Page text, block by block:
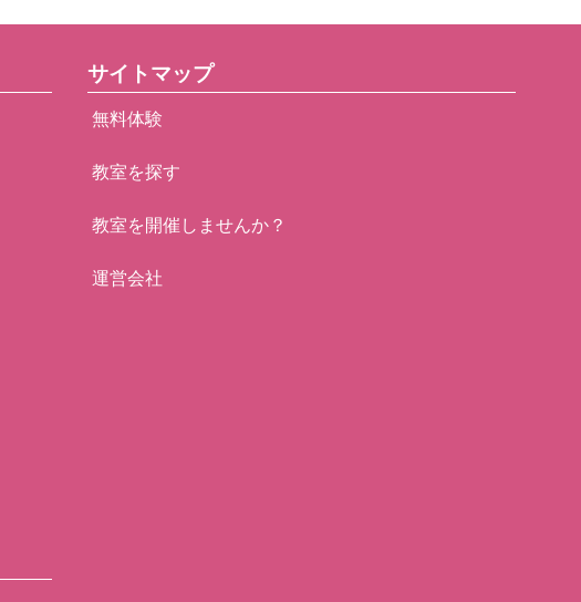
サイトマップ
無料体験
教室を探す
教室を開催しませんか？
運営会社